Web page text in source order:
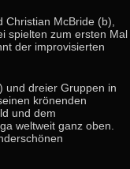
McBride (b),
spielten zum ersten Mal
der improvisierten
und dreier Gruppen in
krönenden
und dem
weltweit ganz oben.